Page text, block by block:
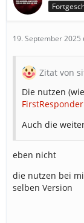
19. September 2025
Zitat von
Die nutzen
Auch die
eben nicht
die nutzen bei
selben Version